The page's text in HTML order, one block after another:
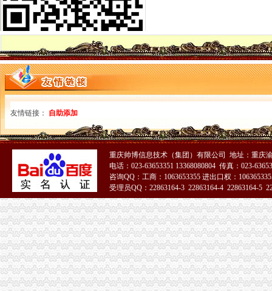
中华共和国海关报关单位注册登记证书-莆田市德明机械制造有限
报关单位的注册登记-律快车报关商检
报关企业报关注册登记证书业务申请书（办事指南）_中华文本库
企业五证合一税务登记证后报关单位注册登记证书需要变更吗-91股票
海关报关单位注册登记证办理流程.doc-企业文件分享|开普云网盘-
(单选)报关企业报关注册登记证书和进出口收发货…-华陌网
生活小百科：海关进出口货物收发货人报关注册登记证变更人代表
中国共和国海关报关单位注册登记证书-资质荣誉-河北北光环
中华共和国海关报关单位注册登记证书-企业资质-成都利方路桥工
代理注册进出口货物收发货人报关注册登记证书-上海58同城
这是考报关员的考题,报关企业报关注册登记证书和进出口收发货人-
报关企业注册登记
海关提醒：进出口企业报关前别忘注册登记
【代办进出口货物收发货人报关注册登记证书,人卡,操作员卡】
报关企业注册登记许可延续-MBA智库文档
海关报关注册登记证书
报关企业注册登记许可
海关报关注册登记证书过期几个月了,办理换证需要哪些资料？急！！
中华共和国海关总署>报关企业注册登记
厦门海关：关于报关注册登记证书年检
外贸从业人员必知:海关单证丢了怎么办?_厦门威尼亚网络科技有限
天津海关关于报关企业更换注册登记证书的通知
友情链接： 自助添加
重庆帅博信息技术（集团）有限公司 地址：重庆
电话：023-63653351 13368080804 传真：023-
咨询QQ：工商：1063653355 进出口权：
受理员QQ：22863164-3 22863164-4 22863164-5